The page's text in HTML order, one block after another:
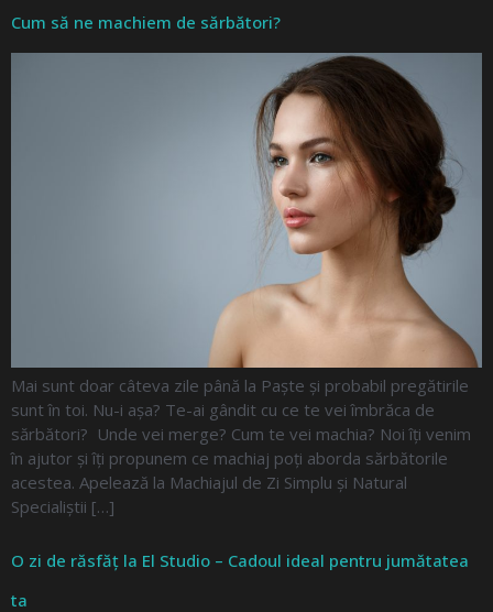
Cum să ne machiem de sărbători?
Mai sunt doar câteva zile până la Paște și probabil pregătirile
sunt în toi. Nu-i așa? Te-ai gândit cu ce te vei îmbrăca de
sărbători? Unde vei merge? Cum te vei machia? Noi îți venim
în ajutor și îți propunem ce machiaj poți aborda sărbătorile
acestea. Apelează la Machiajul de Zi Simplu și Natural
Specialiștii […]
O zi de răsfăț la El Studio – Cadoul ideal pentru jumătatea
ta